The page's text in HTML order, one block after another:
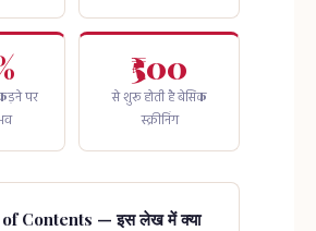
पर
₹500
से शुरू होती है बेसिक
स्क्रीनिंग
Contents — इस लेख में क्या